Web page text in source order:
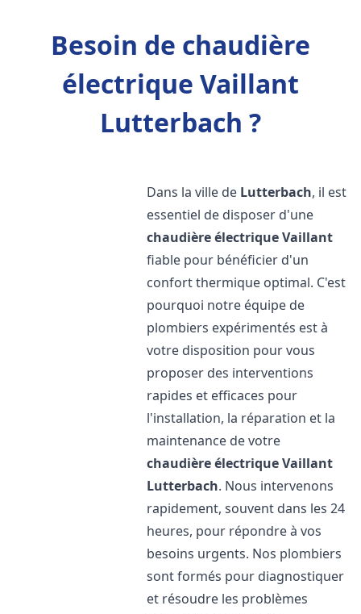
Besoin de chaudière
électrique Vaillant
Lutterbach ?
Dans la ville de Lutterbach, il est
essentiel de disposer d'une
chaudière électrique Vaillant
fiable pour bénéficier d'un
confort thermique optimal. C'est
pourquoi notre équipe de
plombiers expérimentés est à
votre disposition pour vous
proposer des interventions
rapides et efficaces pour
l'installation, la réparation et la
maintenance de votre
chaudière électrique Vaillant
Lutterbach. Nous intervenons
rapidement, souvent dans les 24
heures, pour répondre à vos
besoins urgents. Nos plombiers
sont formés pour diagnostiquer
et résoudre les problèmes